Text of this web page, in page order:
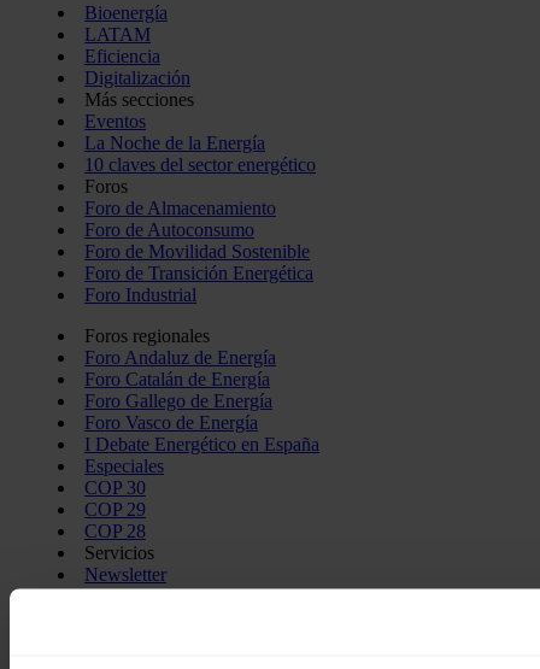
Bioenergía
LATAM
Eficiencia
Digitalización
Más secciones
Eventos
La Noche de la Energía
10 claves del sector energético
Foros
Foro de Almacenamiento
Foro de Autoconsumo
Foro de Movilidad Sostenible
Foro de Transición Energética
Foro Industrial
Foros regionales
Foro Andaluz de Energía
Foro Catalán de Energía
Foro Gallego de Energía
Foro Vasco de Energía
I Debate Energético en España
Especiales
COP 30
COP 29
COP 28
Servicios
Newsletter
Media kit